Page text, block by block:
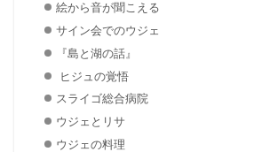
絵から音が聞こえる
サイン会でのウジェ
『島と湖の話』
ヒジュの覚悟
スライゴ総合病院
ウジェとリサ
ウジェの料理